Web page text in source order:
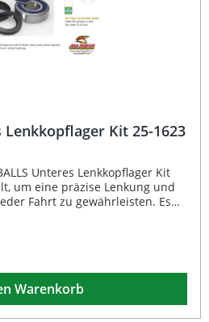
1x Unteres Lenkkopflager Kit (Satz)
Lenkkopflager Kit 25-1623
Unteres Lenkkopflager Kit
um eine präzise Lenkung und
Fahrt zu gewährleisten. Es
und seine hohe
Lager dauerhaft vor Schmutz
das spezielle Lagerfett den
und Oxidation bietet. Der
bis 177°C sorgt zudem für
Warenkorb